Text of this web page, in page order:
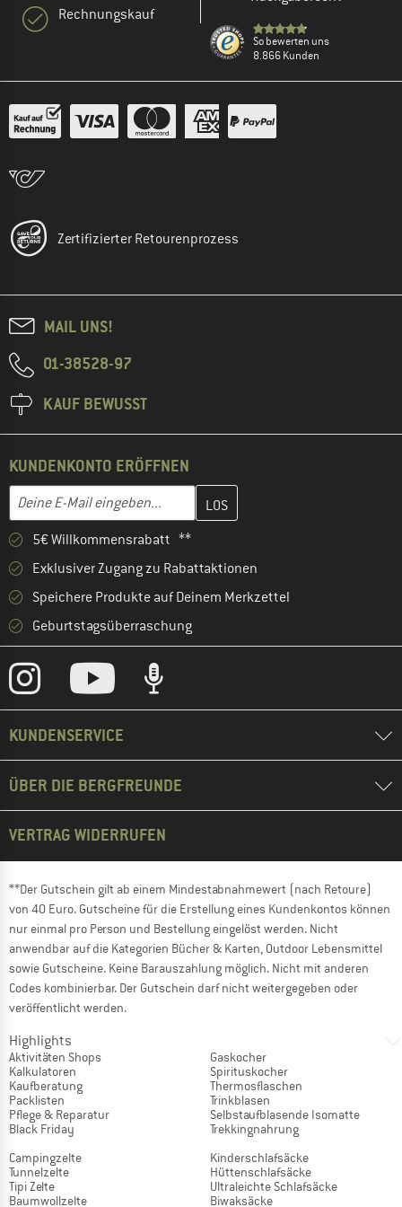
Rechnungskauf
So bewerten uns
8.866 Kunden
Zertifizierter Retourenprozess
MAIL UNS!
01-38528-97
KAUF BEWUSST
KUNDENKONTO ERÖFFNEN
Deine E-Mail eingeben...
Gib hier deine E-Mail-Adresse ein und erstelle im nächsten
5€ Willkommensrabatt **
Exklusiver Zugang zu Rabattaktionen
Speichere Produkte auf Deinem Merkzettel
Geburtstagsüberraschung
KUNDENSERVICE
ÜBER DIE BERGFREUNDE
VERTRAG WIDERRUFEN
**Der Gutschein gilt ab einem Mindestabnahmewert (nach Retoure)
von 40 Euro. Gutscheine für die Erstellung eines Kundenkontos können
nur einmal pro Person und Bestellung eingelöst werden. Nicht
anwendbar auf die Kategorien Bücher & Karten, Outdoor Lebensmittel
sowie Gutscheine. Keine Barauszahlung möglich. Nicht mit anderen
Codes kombinierbar. Der Gutschein darf nicht weitergegeben oder
veröffentlicht werden.
Highlights
Aktivitäten Shops
Kalkulatoren
Kaufberatung
Packlisten
Pflege & Reparatur
Black Friday
Gaskocher
Spirituskocher
Thermosflaschen
Trinkblasen
Selbstaufblasende Isomatte
Trekkingnahrung
Campingzelte
Tunnelzelte
Tipi Zelte
Baumwollzelte
Kinderschlafsäcke
Hüttenschlafsäcke
Ultraleichte Schlafsäcke
Biwaksäcke